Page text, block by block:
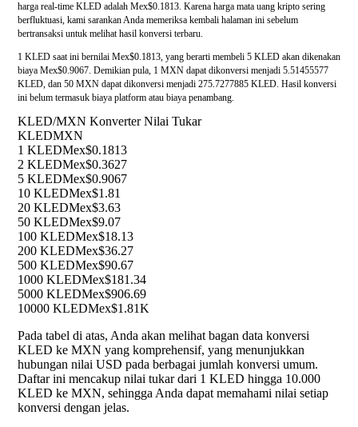
harga real-time KLED adalah Mex$0.1813. Karena harga mata uang kripto sering
berfluktuasi, kami sarankan Anda memeriksa kembali halaman ini sebelum
bertransaksi untuk melihat hasil konversi terbaru.
1 KLED saat ini bernilai Mex$0.1813, yang berarti membeli 5 KLED akan dikenakan
biaya Mex$0.9067. Demikian pula, 1 MXN dapat dikonversi menjadi 5.51455577
KLED, dan 50 MXN dapat dikonversi menjadi 275.7277885 KLED. Hasil konversi
ini belum termasuk biaya platform atau biaya penambang.
KLED/MXN Konverter Nilai Tukar
KLEDMXN
1 KLEDMex$0.1813
2 KLEDMex$0.3627
5 KLEDMex$0.9067
10 KLEDMex$1.81
20 KLEDMex$3.63
50 KLEDMex$9.07
100 KLEDMex$18.13
200 KLEDMex$36.27
500 KLEDMex$90.67
1000 KLEDMex$181.34
5000 KLEDMex$906.69
10000 KLEDMex$1.81K
Pada tabel di atas, Anda akan melihat bagan data konversi
KLED ke MXN yang komprehensif, yang menunjukkan
hubungan nilai USD pada berbagai jumlah konversi umum.
Daftar ini mencakup nilai tukar dari 1 KLED hingga 10.000
KLED ke MXN, sehingga Anda dapat memahami nilai setiap
konversi dengan jelas.